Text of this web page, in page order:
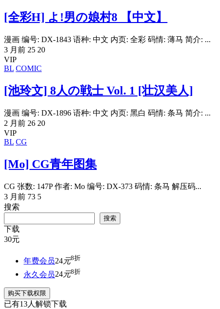
[全彩H] よ!男の娘村8 【中文】
漫画 编号: DX-1843 语种: 中文 内页: 全彩 码情: 薄马 简介: ...
3 月前 25 20
VIP
BL COMIC
[池玲文] 8人の戦士 Vol. 1 [壮汉美人]
漫画 编号: DX-1896 语种: 中文 内页: 黑白 码情: 条马 简介: ...
2 月前 26 20
VIP
BL CG
[Mo] CG青年图集
CG 张数: 147P 作者: Mo 编号: DX-373 码情: 条马 解压码...
3 月前 73 5
搜索
搜索
下载
30元
年费会员24元8折
永久会员24元8折
购买下载权限
已有13人解锁下载